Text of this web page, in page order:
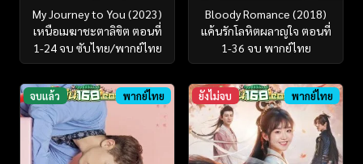
My Journey to You (2023)
เหนือเมฆาชะตาลิขิต ตอนที่
1-24 จบ ซับไทย/พากย์ไทย
Bloody Romance (2018)
แค้นรักโลหิตผลาญใจ ตอนที่
1-36 จบ พากย์ไทย
จบแล้ว พากย์ไทย ยังไม่จบ พากย์ไทย